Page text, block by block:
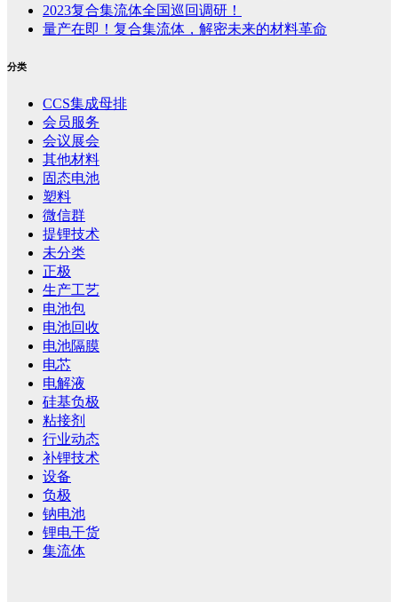
2023复合集流体全国巡回调研！
量产在即！复合集流体，解密未来的材料革命
分类
CCS集成母排
会员服务
会议展会
其他材料
固态电池
塑料
微信群
提锂技术
未分类
正极
生产工艺
电池包
电池回收
电池隔膜
电芯
电解液
硅基负极
粘接剂
行业动态
补锂技术
设备
负极
钠电池
锂电干货
集流体